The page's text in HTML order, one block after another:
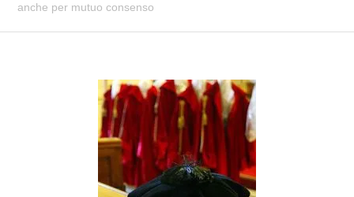
anche per mutuo consenso